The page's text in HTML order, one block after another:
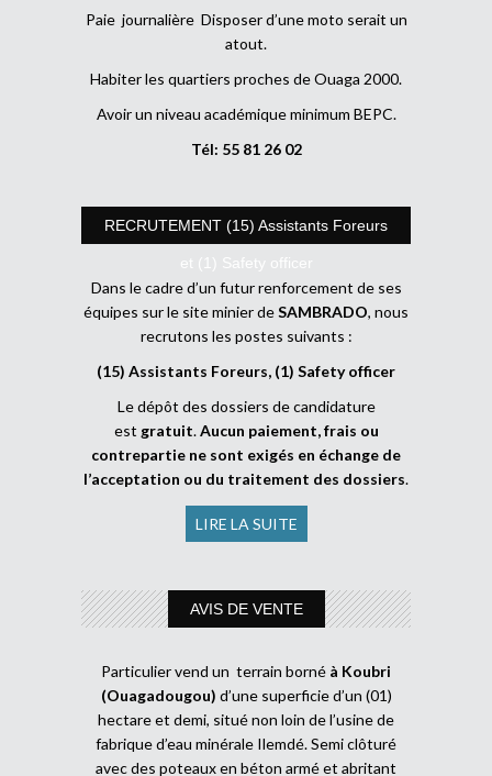
Paie journalière Disposer d’une moto serait un
atout.
Habiter les quartiers proches de Ouaga 2000.
Avoir un niveau académique minimum BEPC.
Tél: 55 81 26 02
RECRUTEMENT (15) Assistants Foreurs
et (1) Safety officer
Dans le cadre d’un futur renforcement de ses
équipes sur le site minier deSAMBRADO, nous
recrutons les postes suivants :
(15) Assistants Foreurs, (1) Safety officer
Le dépôt des dossiers de candidature
est gratuit.Aucun paiement, frais ou
contrepartie ne sont exigés en échange de
l’acceptation ou du traitement des dossiers.
LIRE LA SUITE
AVIS DE VENTE
Particulier vend un terrain borné à Koubri
(Ouagadougou) d’une superficie d’un (01)
hectare et demi, situé non loin de l’usine de
fabrique d’eau minérale Ilemdé. Semi clôturé
avec des poteaux en béton armé et abritant